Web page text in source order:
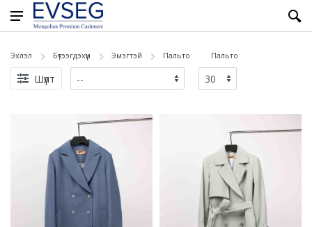
Эхлэл Бүтээгдэхүүн Эмэгтэй Пальто Пальто
Шүүлт